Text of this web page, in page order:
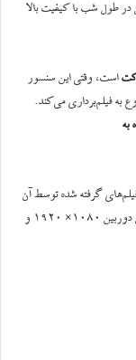
در طول شب با کیفیت بالا
است، وقتی این سنسور
به فیلم‌برداری می‌کند.
به
گرفته شده توسط آن
به صورت AVI ذخیره می‌شود. وضوح فیلم‌های گرفته شده این دوربین ۱۰۸۰× ۱۹۲۰ و